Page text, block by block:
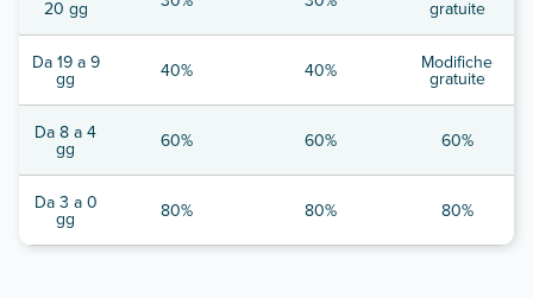
20 gg gratuite
Da 19 a 9
gg 40% 40% Modifiche
gratuite
Da 8 a 4
gg 60% 60% 60%
Da 3 a 0
gg 80% 80% 80%